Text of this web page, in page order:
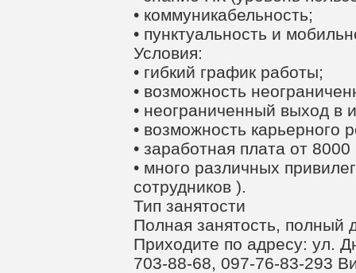
• коммуникабельность;
• пунктуальность и
Условия:
• гибкий график работы;
• возможность
• неограниченный выход в
• возможность карьерного
• заработная плата от 8000
• много различных
сотрудников ).
Тип занятости
Полная занятость, полный
Приходите по адресу: ул.
703-88-68, 097-76-83-293